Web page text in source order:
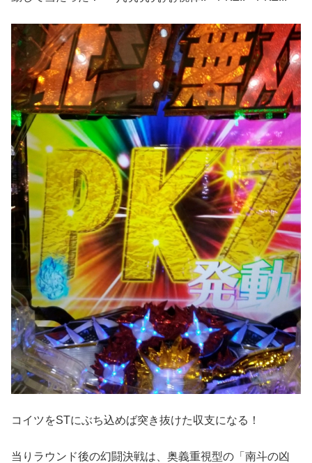
コイツをSTにぶち込めば突き抜けた収支になる！
当りラウンド後の幻闘決戦は、奥義重視型の「南斗の凶